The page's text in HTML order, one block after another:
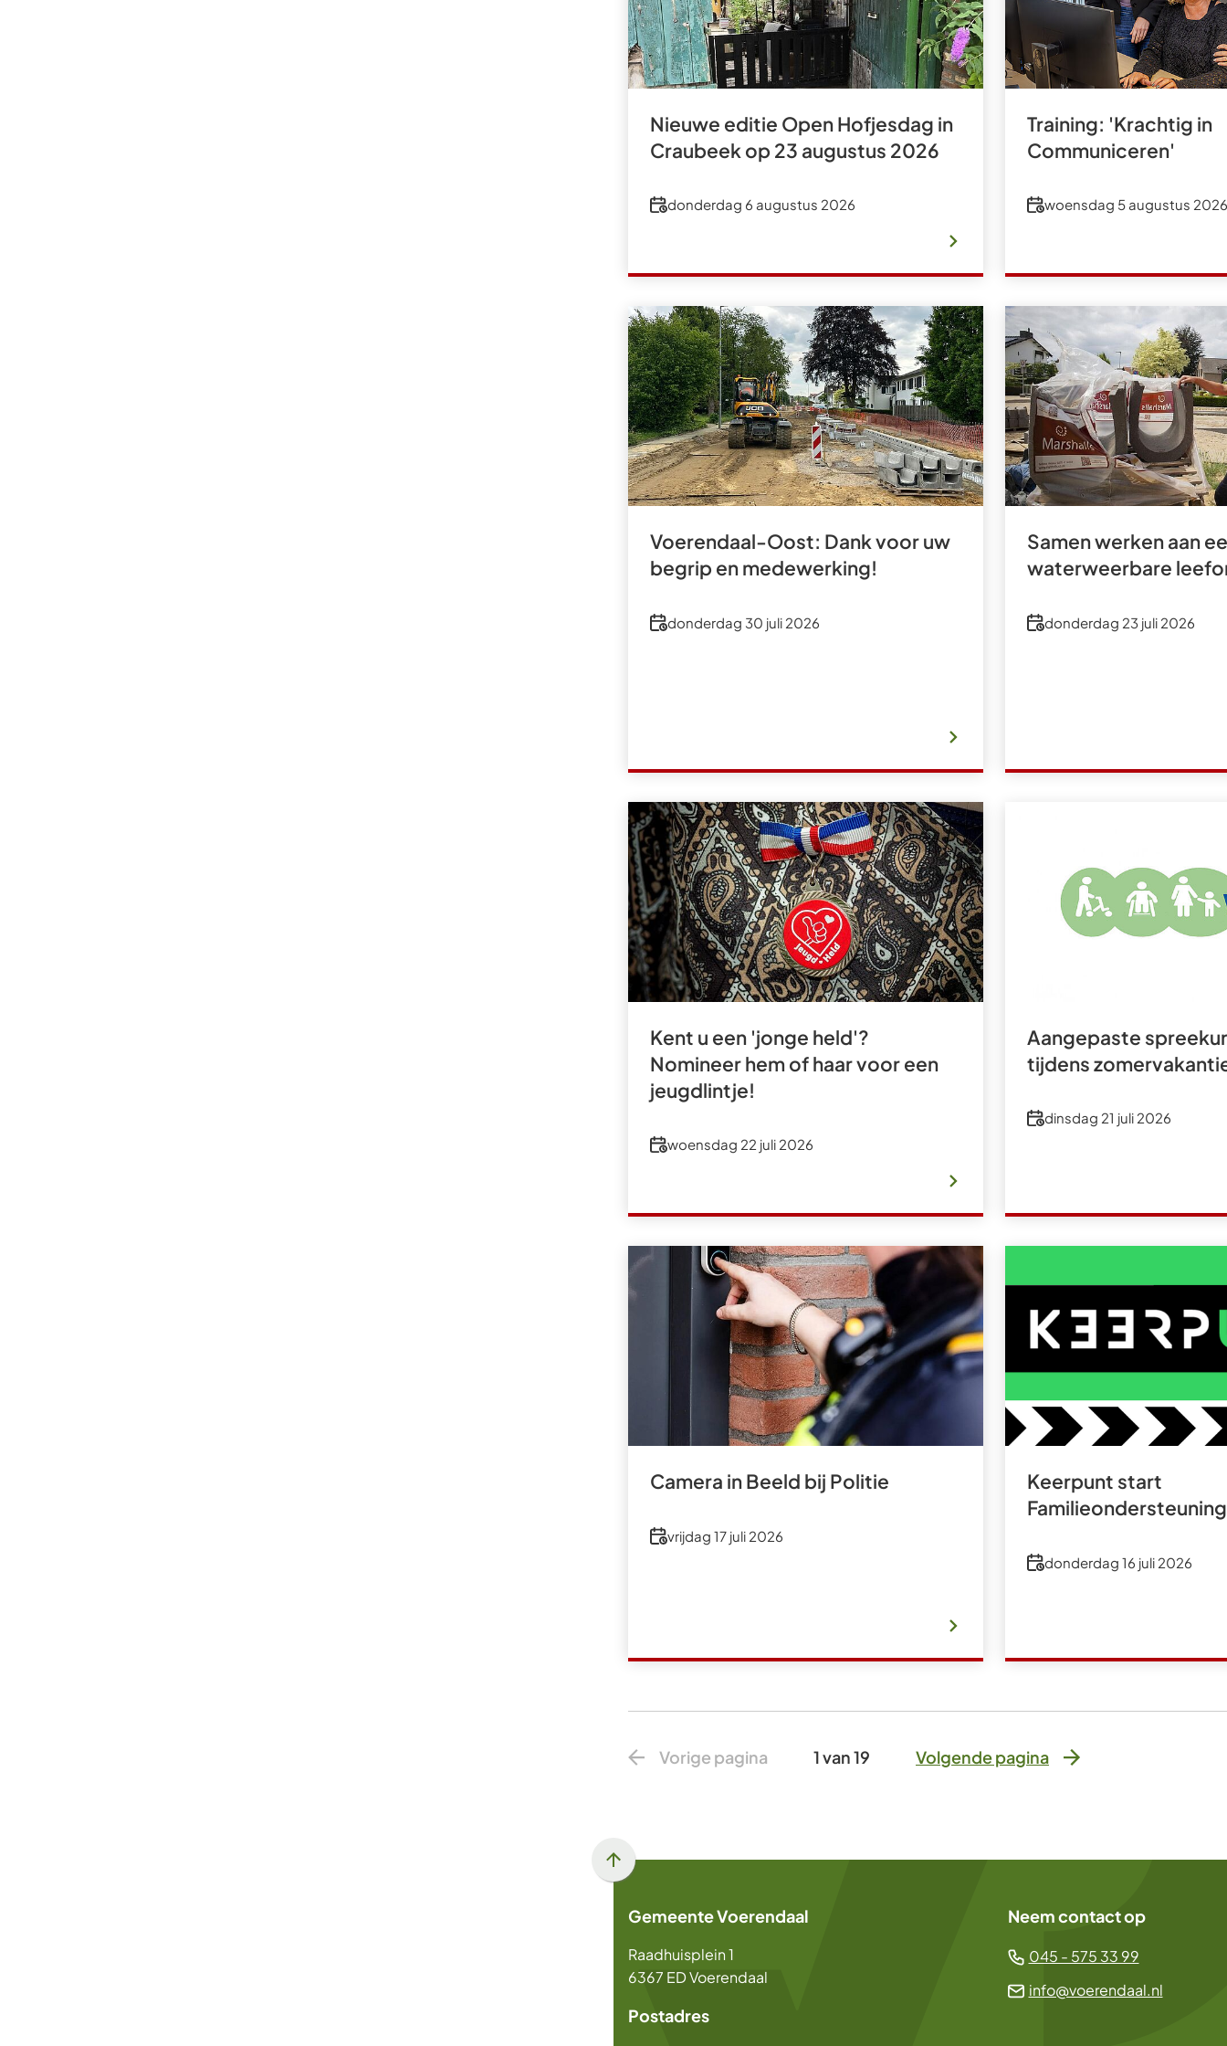
Gebruik
de
enter-
om
een
te
Nieuwe editie Open Hofjesdag in
Craubeek op 23 augustus 2026
Datum
donderdag 6 augustus 2026
Training: 'Krachtig in
Communiceren'
Datum
woensdag 5 augustus
Voerendaal-Oost: Dank voor uw
begrip en medewerking!
Datum
donderdag 30 juli 2026
Samen werken aan
waterweerbare
Datum
donderdag 23 juli 2026
Kent u een 'jonge held'?
Nomineer hem of haar voor een
jeugdlintje!
Datum
woensdag 22 juli 2026
Aangepaste
tijdens
Datum
dinsdag 21 juli 2026
Camera in Beeld bij Politie
Datum
vrijdag 17 juli 2026
Keerpunt start
Familieondersteuning
Datum
donderdag 16 juli 2026
Vorige pagina 1 van 19 Volgende pagina
Scroll
boven
het
begin
van
Gemeente Voerendaal
Raadhuisplein 1
6367 ED Voerendaal
Postadres
Neem contact op
045 - 575 33 99(Verwijst
naar
info@voerendaal.nl(Verwijst